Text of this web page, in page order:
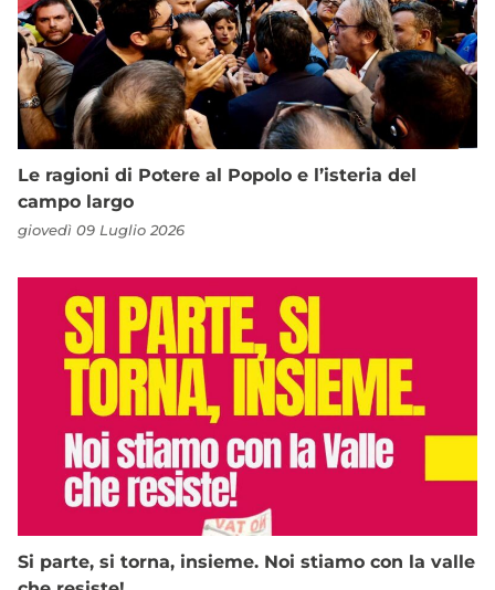
Le ragioni di Potere al Popolo e l’isteria del
campo largo
giovedì 09 Luglio 2026
Si parte, si torna, insieme. Noi stiamo con la valle